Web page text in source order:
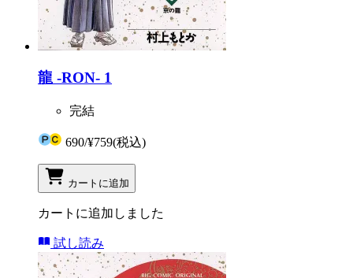
龍 -RON- 1
完結
690/¥759(税込)
カートに追加
カートに追加しました
試し読み